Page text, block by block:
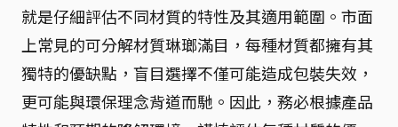
就是仔細評估不同材質的特性及其適用範圍。市面
上常見的可分解材質琳瑯滿目，每種材質都擁有其
獨特的優缺點，盲目選擇不僅可能造成包裝失效，
更可能與環保理念背道而馳。因此，務必根據產品